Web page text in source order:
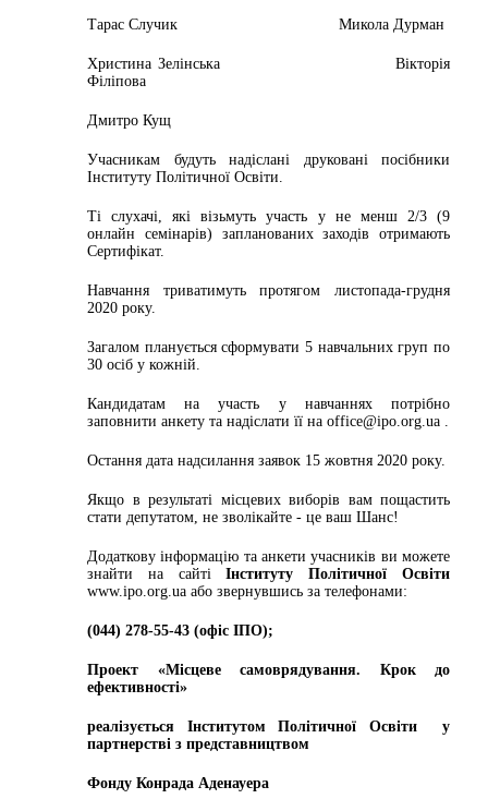
Тарас Случик Микола Дурман
Христина Зелінська Вікторія
Філіпова
Дмитро Кущ
Учасникам будуть надіслані друковані посібники
Інституту Політичної Освіти.
Ті слухачі, які візьмуть участь у не менш 2/3 (9
онлайн семінарів) запланованих заходів отримають
Сертифікат.
Навчання триватимуть протягом листопада-грудня
2020 року.
Загалом планується сформувати 5 навчальних груп по
30 осіб у кожній.
Кандидатам на участь у навчаннях потрібно
заповнити анкету та надіслати її на office@ipo.org.ua .
Остання дата надсилання заявок 15 жовтня 2020 року.
Якщо в результаті місцевих виборів вам пощастить
стати депутатом, не зволікайте - це ваш Шанс!
Додаткову інформацію та анкети учасників ви можете
знайти на сайтіІнституту Політичної Освіти
www.ipo.org.ua або звернувшись за телефонами:
(044) 278-55-43 (офіс ІПО);
Проект «Місцеве самоврядування. Крок до
ефективності»
реалізується Інститутом Політичної Освіти у
партнерстві з представництвом
Фонду Конрада Аденауера